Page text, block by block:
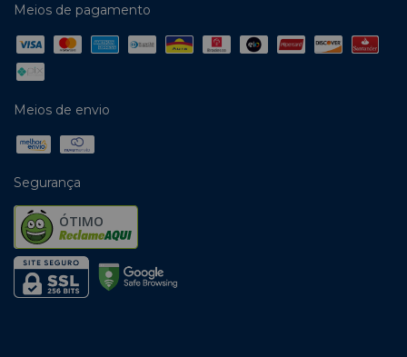
Meios de pagamento
Meios de envio
Segurança
ÓTIMO